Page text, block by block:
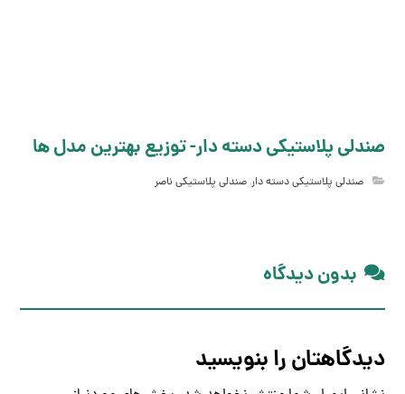
صندلی پلاستیکی دسته دار- توزیع بهترین مدل ها
صندلی پلاستیکی دسته دار,صندلی پلاستیکی ناصر
بدون دیدگاه
دیدگاهتان را بنویسید